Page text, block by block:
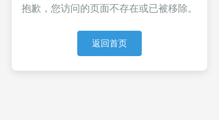
抱歉，您访问的页面不存在或已被移除。
返回首页